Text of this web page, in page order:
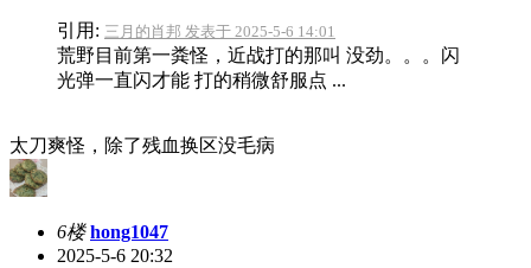
引用: 三月的肖邦 发表于 2025-5-6 14:01
荒野目前第一粪怪，近战打的那叫 没劲。。。闪
光弹一直闪才能 打的稍微舒服点 ...
太刀爽怪，除了残血换区没毛病
6楼 hong1047
2025-5-6 20:32